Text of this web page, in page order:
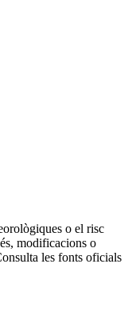
o el risc
modificacions o
les fonts oficials